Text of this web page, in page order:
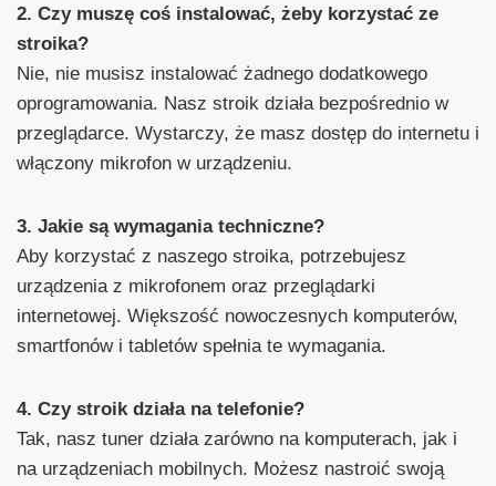
2. Czy muszę coś instalować, żeby korzystać ze
stroika?
Nie, nie musisz instalować żadnego dodatkowego
oprogramowania. Nasz stroik działa bezpośrednio w
przeglądarce. Wystarczy, że masz dostęp do internetu i
włączony mikrofon w urządzeniu.
3. Jakie są wymagania techniczne?
Aby korzystać z naszego stroika, potrzebujesz
urządzenia z mikrofonem oraz przeglądarki
internetowej. Większość nowoczesnych komputerów,
smartfonów i tabletów spełnia te wymagania.
4. Czy stroik działa na telefonie?
Tak, nasz tuner działa zarówno na komputerach, jak i
na urządzeniach mobilnych. Możesz nastroić swoją